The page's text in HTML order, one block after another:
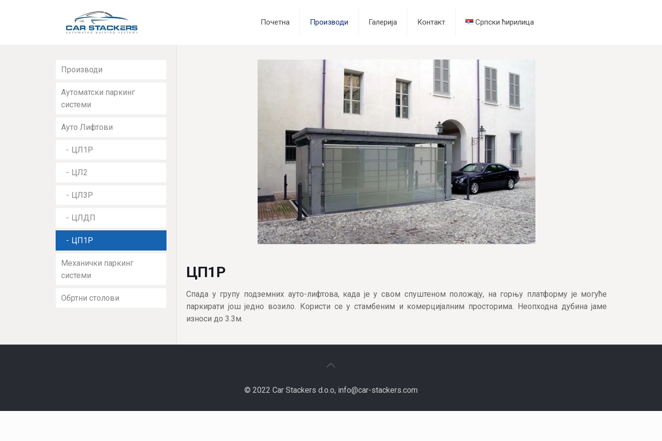
Почетна Производи Галерија Контакт Српски ћирилица
ЦП1Р
Спада у групу подземних ауто-лифтова, када је у свом спуштеном положају, на горњу платформу је могуће
паркирати још једно возило. Користи се у стамбеним и комерцијалним просторима. Неопходна дубина јаме
износи до 3.3м.
Производи
Аутоматски паркинг
системи
Ауто Лифтови
ЦЛ1Р
ЦЛ2
ЦЛ3Р
ЦЛДП
ЦП1Р
Механички паркинг
системи
Обртни столови
© 2022 Car Stackers d.o.o, info@car-stackers.com